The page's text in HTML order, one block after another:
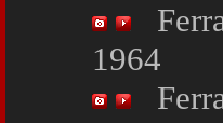
1964